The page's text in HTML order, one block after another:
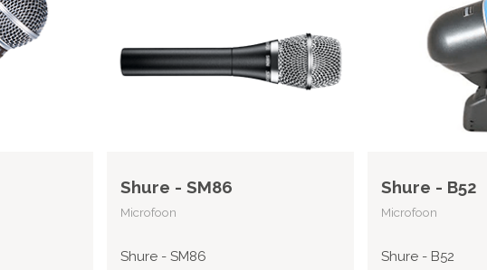
Shure - SM86
Microfoon
Shure - SM86
Shure - B52
Microfoon
Shure - B52